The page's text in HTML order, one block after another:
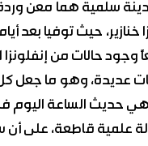
سلمية هما معن
خنازير، حيث توفيا بعد
حالات من إنفلونزا
عديدة، وهو ما
هي حديث الساعة
علمية قاطعة، على